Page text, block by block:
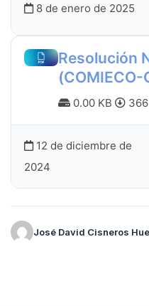
8 de enero de 2025
Resolución
(COMIECO-
0.00 KB 366
12 de diciembre de
2024
José David Cisneros